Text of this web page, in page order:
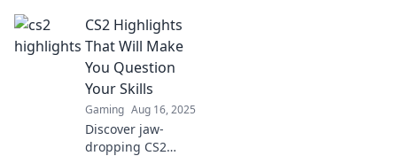
transform your
strategy and
elevate your
gameplay. Dive in
and rethink your
tactics now!
CS2 Highlights
That Will Make
You Question
Your Skills
Gaming Aug 16, 2025
Discover jaw-
dropping CS2